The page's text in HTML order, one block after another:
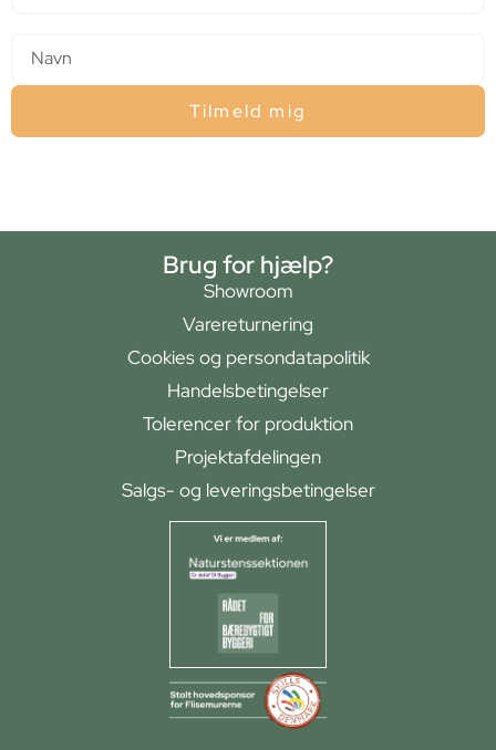
Tilmeld mig
Brug for hjælp?
Showroom
Varereturnering
Cookies og persondatapolitik
Handelsbetingelser
Tolerencer for produktion
Projektafdelingen
Salgs- og leveringsbetingelser